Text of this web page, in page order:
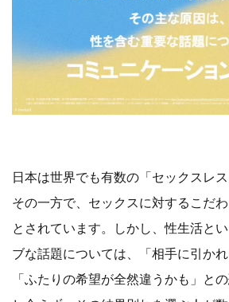
日本は世界でも有数の「セックスレ
その一方で、セックスに対するこだ
とされています。しかし、性生活と
ブな話題については、「相手に引かれ
「ふたりの希望が全然違うかも」と